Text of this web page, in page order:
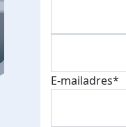
E-
Top
E-mailadres*